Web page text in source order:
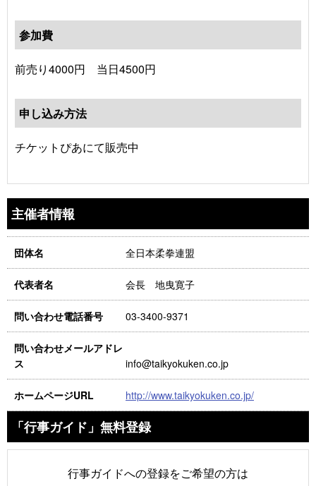
参加費
前売り4000円 当日4500円
申し込み方法
チケットぴあにて販売中
主催者情報
団体名 全日本柔拳連盟
代表者名 会長 地曳寛子
問い合わせ電話番号 03-3400-9371
問い合わせメールアドレ
ス
info@taikyokuken.co.jp
ホームページURL http://www.taikyokuken.co.jp/
「行事ガイド」無料登録
行事ガイドへの登録をご希望の方は